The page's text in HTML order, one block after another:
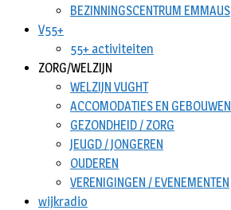
BEZINNINGSCENTRUM EMMAUS
V55+
55+ activiteiten
ZORG/WELZIJN
WELZIJN VUGHT
ACCOMODATIES EN GEBOUWEN
GEZONDHEID / ZORG
JEUGD / JONGEREN
OUDEREN
VERENIGINGEN / EVENEMENTEN
wijkradio